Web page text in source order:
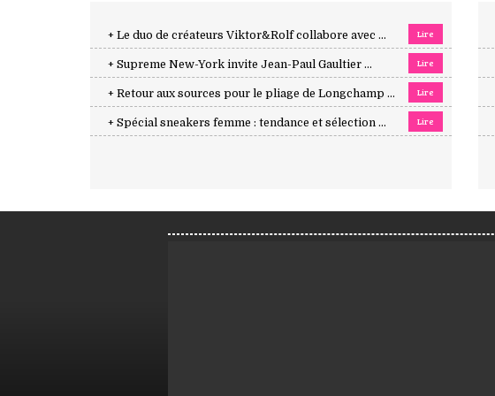
+ Le duo de créateurs Viktor&Rolf collabore avec ... Lire
+ Supreme New-York invite Jean-Paul Gaultier ... Lire
+ Retour aux sources pour le pliage de Longchamp ... Lire
+ Spécial sneakers femme : tendance et sélection ... Lire